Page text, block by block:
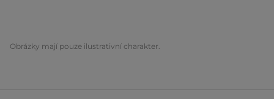
Obrázky mají pouze ilustrativní charakter.